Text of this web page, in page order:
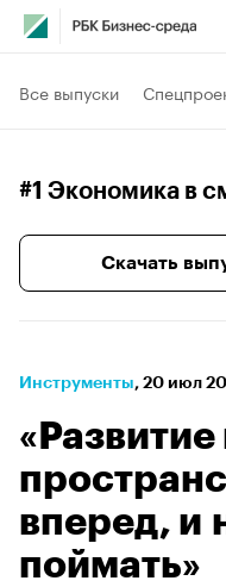
Все выпуски
#1 Экономика в
Скачать
Инструменты⁠, 20 июл
вперед, и
поймать»